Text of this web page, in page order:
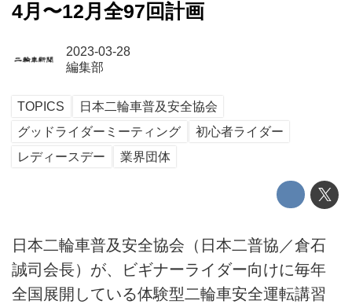
4月〜12月全97回計画
2023-03-28
編集部
TOPICS
日本二輪車普及安全協会
グッドライダーミーティング
初心者ライダー
レディースデー
業界団体
日本二輪車普及安全協会（日本二普協／倉石
誠司会長）が、ビギナーライダー向けに毎年
全国展開している体験型二輪車安全運転講習